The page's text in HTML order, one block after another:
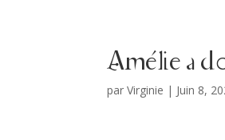
Amélie a
parVirginie | Juin 8,